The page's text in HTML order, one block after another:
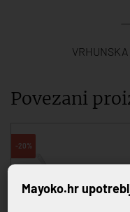
VRHUNSKA
Povezani
-20%
Mayoko.hr